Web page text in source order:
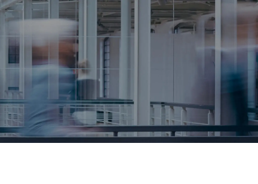
登录/注册
登录/注册
通过关键词策略、平台广告优化和流量加权撬动
1v1投放顾问 | AI智能投放 | 海外广告代投
全链路代运营
跨境电商行业热点新闻消息